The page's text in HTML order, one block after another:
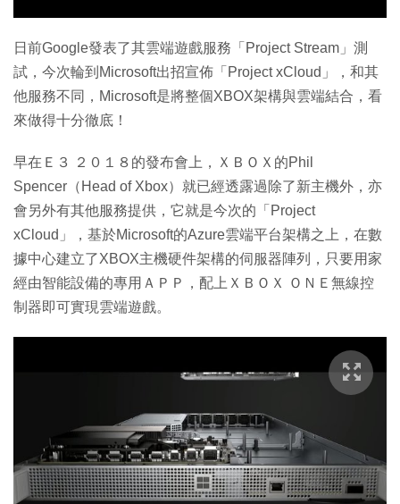
日前Google發表了其雲端遊戲服務「Project Stream」測
試，今次輪到Microsoft出招宣佈「Project xCloud」，和其
他服務不同，Microsoft是將整個XBOX架構與雲端結合，看
來做得十分徹底！
早在Ｅ３ ２０１８的發布會上，ＸＢＯＸ的Phil
Spencer（Head of Xbox）就已經透露過除了新主機外，亦
會另外有其他服務提供，它就是今次的「Project
xCloud」，基於Microsoft的Azure雲端平台架構之上，在數
據中心建立了XBOX主機硬件架構的伺服器陣列，只要用家
經由智能設備的專用ＡＰＰ，配上ＸＢＯＸ ＯＮＥ無線控
制器即可實現雲端遊戲。